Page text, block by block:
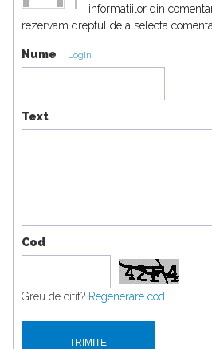
informatiilor din
rezervam dreptul de a selecta
Nume Login
Text
Cod
Greu de citit? Regenerare cod